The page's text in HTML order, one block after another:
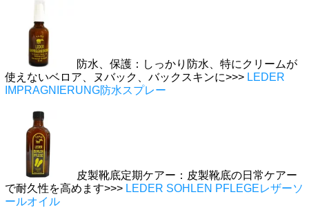
防水、保護：しっかり防水、特にクリームが
使えないベロア、ヌバック、バックスキンに>>> LEDER
IMPRAGNIERUNG防水スプレー
皮製靴底定期ケアー：皮製靴底の日常ケアー
で耐久性を高めます>>> LEDER SOHLEN PFLEGEレザーソ
ールオイル